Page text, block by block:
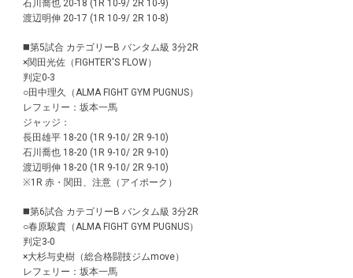
石川喬也 20-18 (1R 10-9/ 2R 10-9)
渡辺明伸 20-17 (1R 10-9/ 2R 10-8)
◼️第5試合 カテゴリーB バンタム級 3分2R
×関田光佐（FIGHTER'S FLOW）
判定0-3
○田中理久（ALMA FIGHT GYM PUGNUS）
レフェリー：坂本一馬
ジャッジ：
長田雄平 18-20 (1R 9-10/ 2R 9-10)
石川喬也 18-20 (1R 9-10/ 2R 9-10)
渡辺明伸 18-20 (1R 9-10/ 2R 9-10)
※1R 赤・関田、注意（アイポーク）
◼️第6試合 カテゴリーB バンタム級 3分2R
○春原駿貴（ALMA FIGHT GYM PUGNUS）
判定3-0
×大杉与史樹（総合格闘技ジムmove）
レフェリー：坂本一馬